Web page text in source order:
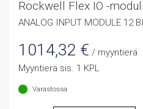
Rockwell Flex IO -moduli
ANALOG INPUT MODULE 12
1014,32 € / myyntierä
Myyntierä sis. 1 KPL
Varastossa